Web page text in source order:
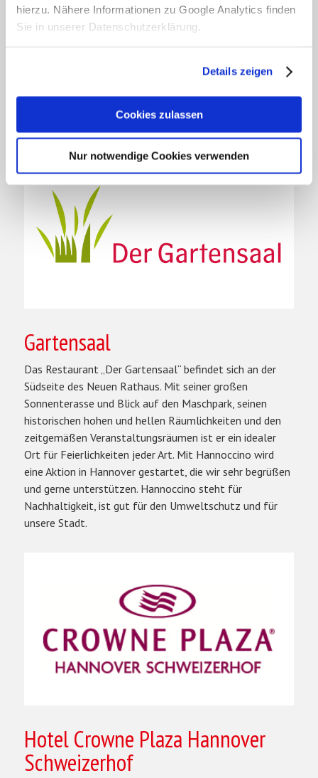
hierzu. Nähere Informationen zu Google Analytics finden
Sie in unserer Datenschutzerklärung.
Details zeigen
Cookies zulassen
Nur notwendige Cookies verwenden
Croissants von Hand gefertigt. Gebacken werden die
süßen Träume von dem Maître Pâtissier Serge
Maranzana nach französischen Originalrezepturen mit
Schokolade. Dazu darf ein guter Kaffee nicht fehlen,
Gartensaal
Das Restaurant „Der Gartensaal“ befindet sich an der
Südseite des Neuen Rathaus. Mit seiner großen
Sonnenterasse und Blick auf den Maschpark, seinen
historischen hohen und hellen Räumlichkeiten und den
zeitgemäßen Veranstaltungsräumen ist er ein idealer
Ort für Feierlichkeiten jeder Art. Mit Hannoccino wird
eine Aktion in Hannover gestartet, die wir sehr begrüßen
und gerne unterstützen. Hannoccino steht für
Nachhaltigkeit, ist gut für den Umweltschutz und für
unsere Stadt.
Hotel Crowne Plaza Hannover
Schweizerhof